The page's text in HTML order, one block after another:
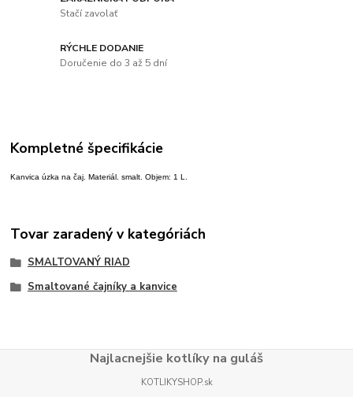
Stačí zavolať
RÝCHLE DODANIE
Doručenie do 3 až 5 dní
Kompletné špecifikácie
Kanvica úzka na čaj. Materiál. smalt. Objem: 1 L.
Tovar zaradený v kategóriách
SMALTOVANÝ RIAD
Smaltované čajníky a kanvice
Najlacnejšie kotlíky na guláš
KOTLIKYSHOP.sk